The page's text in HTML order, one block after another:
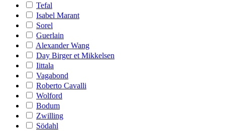
Tefal
Isabel Marant
Sorel
Guerlain
Alexander Wang
Day Birger et Mikkelsen
Iittala
Vagabond
Roberto Cavalli
Wolford
Bodum
Zwilling
Södahl